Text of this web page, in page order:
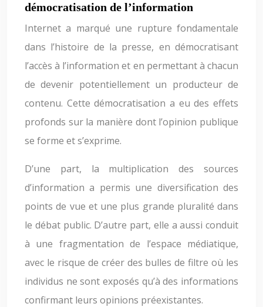
démocratisation de l’information
Internet a marqué une rupture fondamentale
dans l’histoire de la presse, en démocratisant
l’accès à l’information et en permettant à chacun
de devenir potentiellement un producteur de
contenu. Cette démocratisation a eu des effets
profonds sur la manière dont l’opinion publique
se forme et s’exprime.
D’une part, la multiplication des sources
d’information a permis une diversification des
points de vue et une plus grande pluralité dans
le débat public. D’autre part, elle a aussi conduit
à une fragmentation de l’espace médiatique,
avec le risque de créer des bulles de filtre où les
individus ne sont exposés qu’à des informations
confirmant leurs opinions préexistantes.